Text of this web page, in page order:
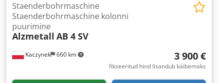
Kaczynek 660 km
Staenderbohrmaschine
Staenderbohrmaschine kolonni
puurimine
Alzmetall AB 4 SV
3 900 €
fikseeritud hind lisandub käibemaks